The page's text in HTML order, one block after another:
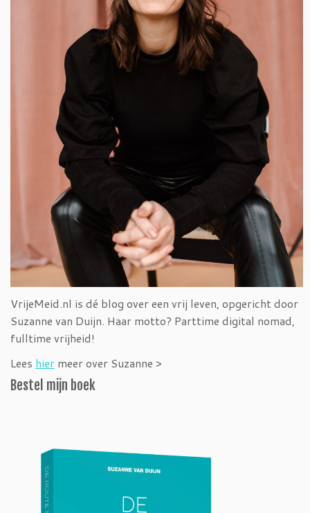
VrijeMeid.nl is dé blog over een vrij leven, opgericht door
Suzanne van Duijn. Haar motto? Parttime digital nomad,
fulltime vrijheid!
Lees hier meer over Suzanne >
Bestel mijn boek